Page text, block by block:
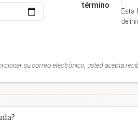
término
Esta
de
su correo electrónico, usted acepta